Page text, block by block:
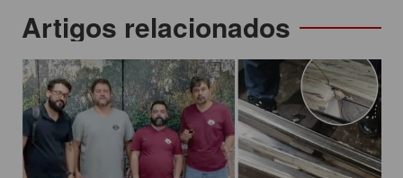
b
o
o
k
A
p
p
dI
n
Navegação
de
Post
Artigos relacionados